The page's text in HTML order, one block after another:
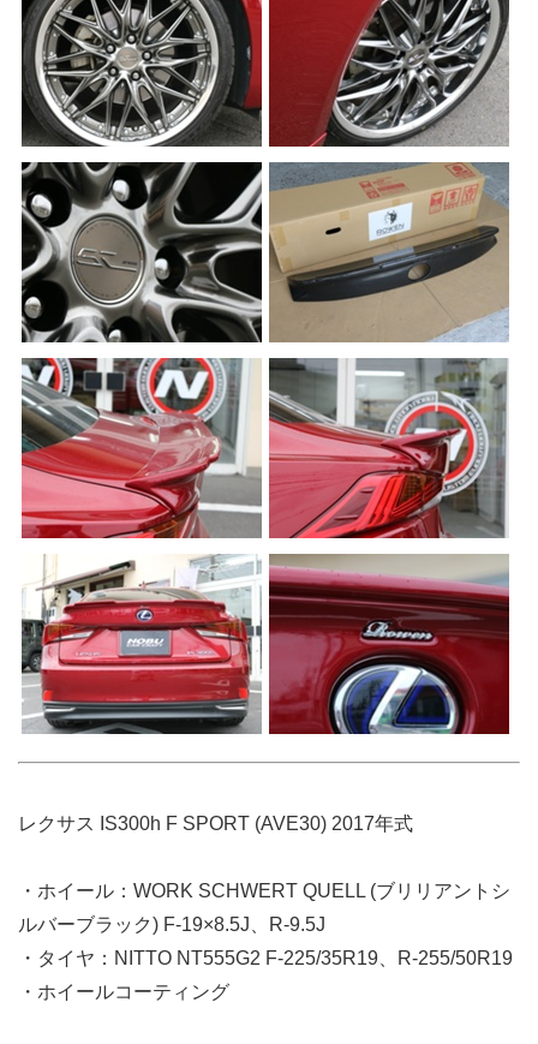
レクサス IS300h F SPORT (AVE30) 2017年式
・ホイール：WORK SCHWERT QUELL (ブリリアントシ
ルバーブラック) F-19×8.5J、R-9.5J
・タイヤ：NITTO NT555G2 F-225/35R19、R-255/50R19
・ホイールコーティング